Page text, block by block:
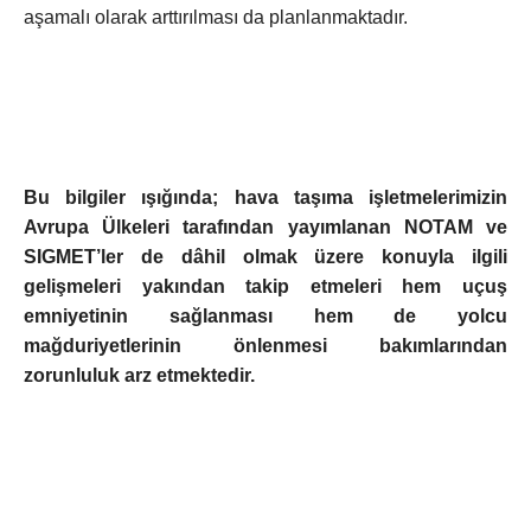
aşamalı olarak arttırılması da planlanmaktadır.
Bu bilgiler ışığında; hava taşıma işletmelerimizin
Avrupa Ülkeleri tarafından yayımlanan NOTAM ve
SIGMET’ler de dâhil olmak üzere konuyla ilgili
gelişmeleri yakından takip etmeleri hem uçuş
emniyetinin sağlanması hem de yolcu
mağduriyetlerinin önlenmesi bakımlarından
zorunluluk arz etmektedir.